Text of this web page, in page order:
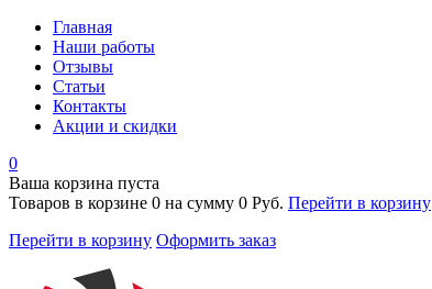
Главная
Наши работы
Отзывы
Статьи
Контакты
Акции и скидки
0
Ваша корзина пуста
Товаров в корзине 0 на сумму 0 Руб. Перейти в корзину
Перейти в корзину Оформить заказ